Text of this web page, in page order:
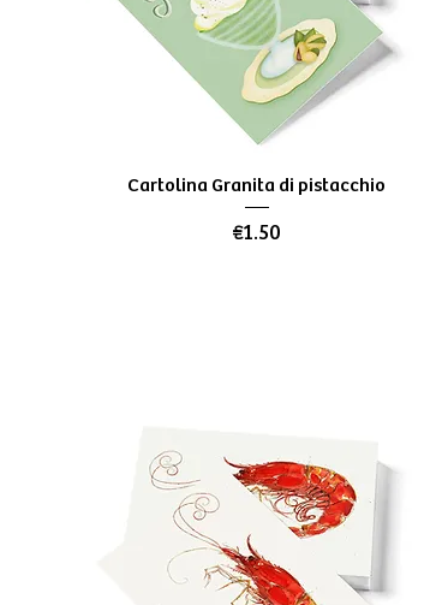
Quick View
Cartolina Granita di pistacchio
Price
€1.50